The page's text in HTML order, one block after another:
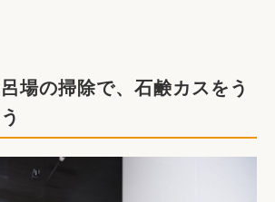
場の掃除で、石鹸カスをう